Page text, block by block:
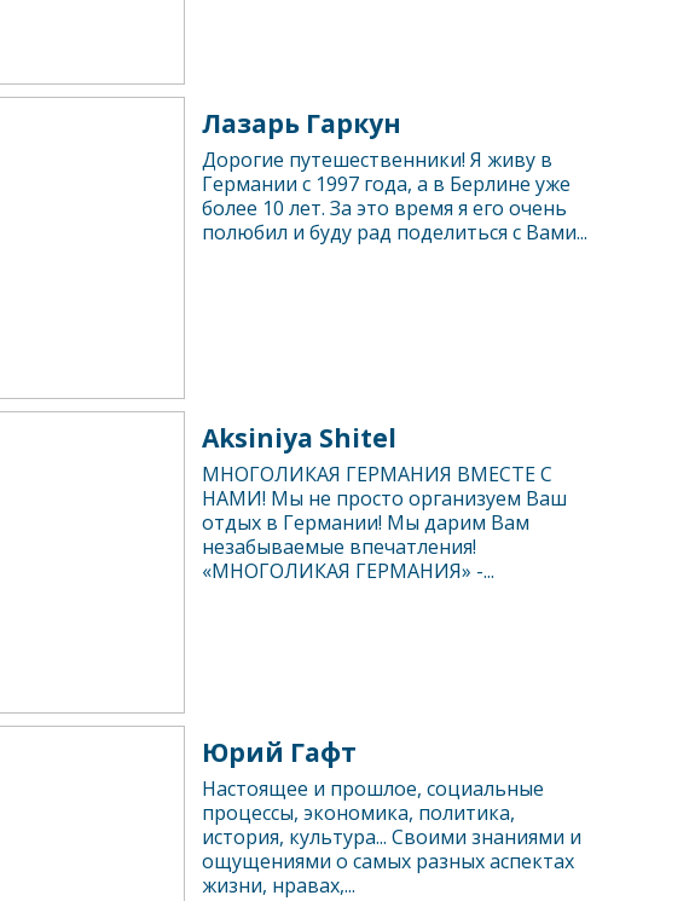
Лазарь Гаркун
Дорогие путешественники! Я живу в
Германии с 1997 года, а в Берлине уже
более 10 лет. За это время я его очень
полюбил и буду рад поделиться с Вами...
Aksiniya Shitel
МНОГОЛИКАЯ ГЕРМАНИЯ ВМЕСТЕ C
НАМИ! Мы не просто организуем Ваш
отдых в Германии! Мы дарим Вам
незабываемые впечатления!
«МНОГОЛИКАЯ ГЕРМАНИЯ» -...
Юрий Гафт
Настоящее и прошлое, социальные
процессы, экономика, политика,
история, культура... Своими знаниями и
ощущениями о самых разных аспектах
жизни, нравах,...